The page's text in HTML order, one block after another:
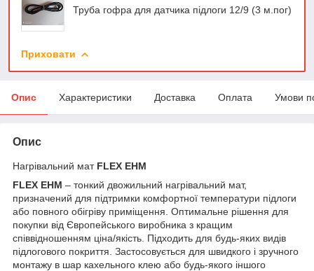
Труба гофра для датчика підлоги 12/9 (3 м.пог)
Приховати
Опис Характеристики Доставка Оплата Умови
Опис
Нагрівальний мат FLEX EHM
FLEX EHM – тонкий двожильний нагрівальний мат,
призначений для підтримки комфортної температури підлоги
або повного обігріву приміщення. Оптимальне рішення для
покупки від Європейського виробника з кращим
співвідношенням ціна/якість. Підходить для будь-яких видів
підлогового покриття. Застосовується для швидкого і зручного
монтажу в шар кахельного клею або будь-якого іншого